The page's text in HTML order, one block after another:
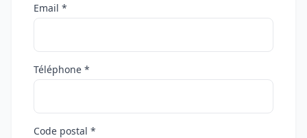
Email *
Téléphone *
Code postal *